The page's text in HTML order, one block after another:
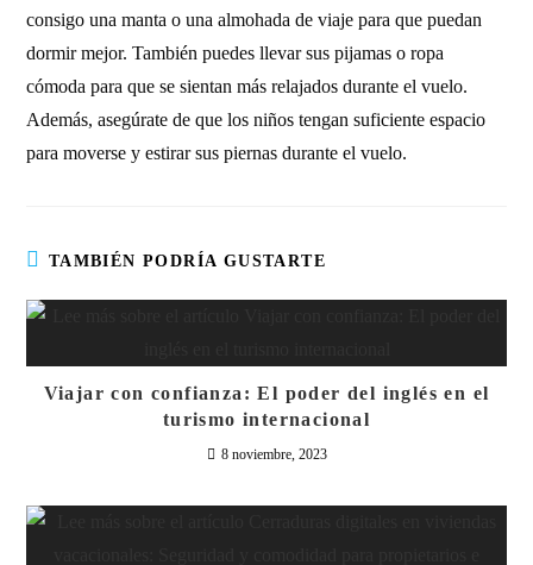
consigo una manta o una almohada de viaje para que puedan
dormir mejor. También puedes llevar sus pijamas o ropa
cómoda para que se sientan más relajados durante el vuelo.
Además, asegúrate de que los niños tengan suficiente espacio
para moverse y estirar sus piernas durante el vuelo.
TAMBIÉN PODRÍA GUSTARTE
Viajar con confianza: El poder del inglés en el
turismo internacional
8 noviembre, 2023